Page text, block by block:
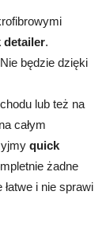
detailer.
będzie dzięki
lub też na
całym
quick
żadne
i nie sprawi